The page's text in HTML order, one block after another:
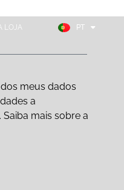
LOJA PT
ES
DE
meus dados
a
mais sobre a